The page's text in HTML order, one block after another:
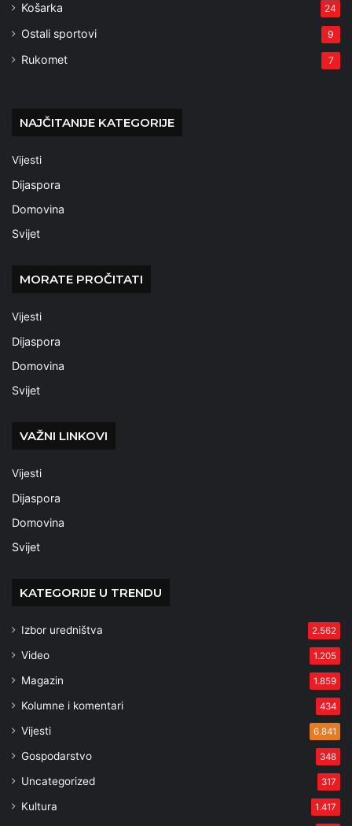
Košarka 24
Ostali sportovi 9
Rukomet 7
NAJČITANIJE KATEGORIJE
Vijesti
Dijaspora
Domovina
Svijet
MORATE PROČITATI
Vijesti
Dijaspora
Domovina
Svijet
VAŽNI LINKOVI
Vijesti
Dijaspora
Domovina
Svijet
KATEGORIJE U TRENDU
Izbor uredništva 2.562
Video 1.205
Magazin 1.859
Kolumne i komentari 434
Vijesti 6.841
Gospodarstvo 348
Uncategorized 317
Kultura 1.417